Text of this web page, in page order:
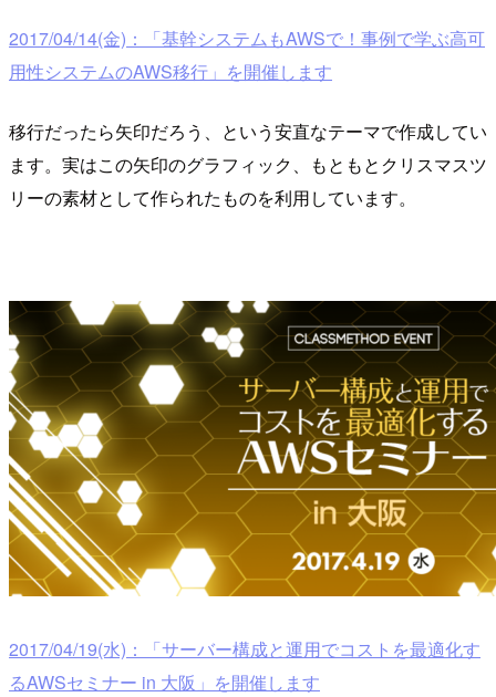
2017/04/14(金)：「基幹システムもAWSで！事例で学ぶ高可
用性システムのAWS移行」を開催します
移行だったら矢印だろう、という安直なテーマで作成してい
ます。実はこの矢印のグラフィック、もともとクリスマスツ
リーの素材として作られたものを利用しています。
2017/04/19(水)：「サーバー構成と運用でコストを最適化す
るAWSセミナー in 大阪」を開催します